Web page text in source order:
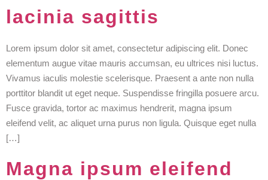
lacinia sagittis
Lorem ipsum dolor sit amet, consectetur adipiscing elit. Donec
elementum augue vitae mauris accumsan, eu ultrices nisi luctus.
Vivamus iaculis molestie scelerisque. Praesent a ante non nulla
porttitor blandit ut eget neque. Suspendisse fringilla posuere arcu.
Fusce gravida, tortor ac maximus hendrerit, magna ipsum
eleifend velit, ac aliquet urna purus non ligula. Quisque eget nulla
[…]
Magna ipsum eleifend